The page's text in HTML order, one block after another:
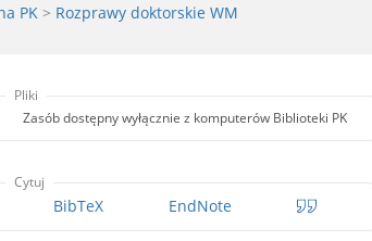
PK > Rozprawy doktorskie WM
Pliki
Zasób dostępny wyłącznie z komputerów Biblioteki PK
Cytuj
BibTeX EndNote